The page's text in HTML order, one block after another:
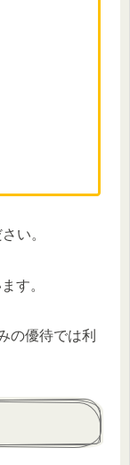
い。
す。
の優待では利